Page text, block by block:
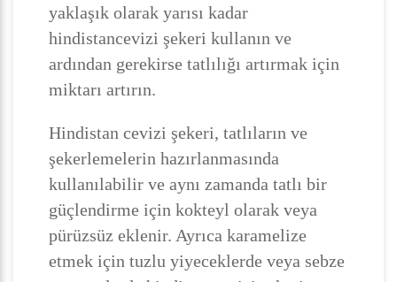
yaklaşık olarak yarısı kadar
hindistancevizi şekeri kullanın ve
ardından gerekirse tatlılığı artırmak için
miktarı artırın.
Hindistan cevizi şekeri, tatlıların ve
şekerlemelerin hazırlanmasında
kullanılabilir ve aynı zamanda tatlı bir
güçlendirme için kokteyl olarak veya
pürüzsüz eklenir. Ayrıca karamelize
etmek için tuzlu yiyeceklerde veya sebze